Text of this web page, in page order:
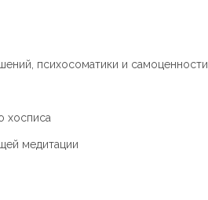
психосоматики и самоценности
хосписа
медитации